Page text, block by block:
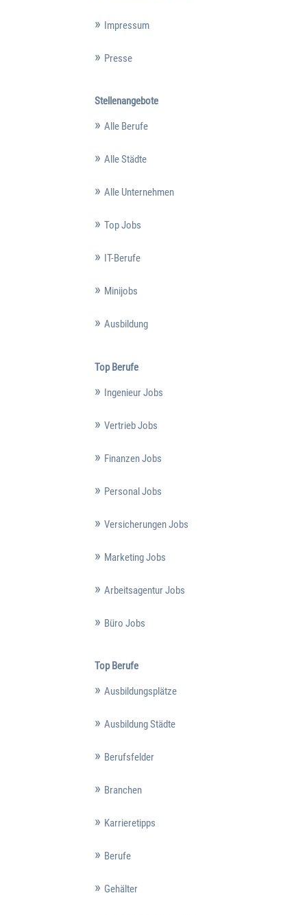
Impressum
Presse
Stellenangebote
Alle Berufe
Alle Städte
Alle Unternehmen
Top Jobs
IT-Berufe
Minijobs
Ausbildung
Top Berufe
Ingenieur Jobs
Vertrieb Jobs
Finanzen Jobs
Personal Jobs
Versicherungen Jobs
Marketing Jobs
Arbeitsagentur Jobs
Büro Jobs
Top Berufe
Ausbildungsplätze
Ausbildung Städte
Berufsfelder
Branchen
Karrieretipps
Berufe
Gehälter